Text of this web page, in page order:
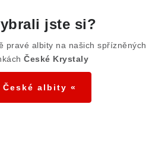
jste si?
pravé albity na našich spřízněných
České Krystaly
České albity «